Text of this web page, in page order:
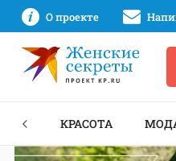
О проекте
КРАСОТА